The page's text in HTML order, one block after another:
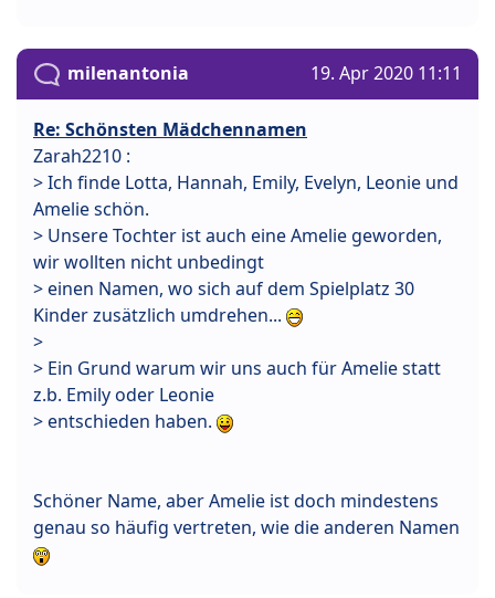
milenantonia 19. Apr 2020 11:11
Re: Schönsten Mädchennamen
Zarah2210 :
> Ich finde Lotta, Hannah, Emily, Evelyn, Leonie und
Amelie schön.
> Unsere Tochter ist auch eine Amelie geworden,
wir wollten nicht unbedingt
> einen Namen, wo sich auf dem Spielplatz 30
Kinder zusätzlich umdrehen...
>
> Ein Grund warum wir uns auch für Amelie statt
z.b. Emily oder Leonie
> entschieden haben.
Schöner Name, aber Amelie ist doch mindestens
genau so häufig vertreten, wie die anderen Namen